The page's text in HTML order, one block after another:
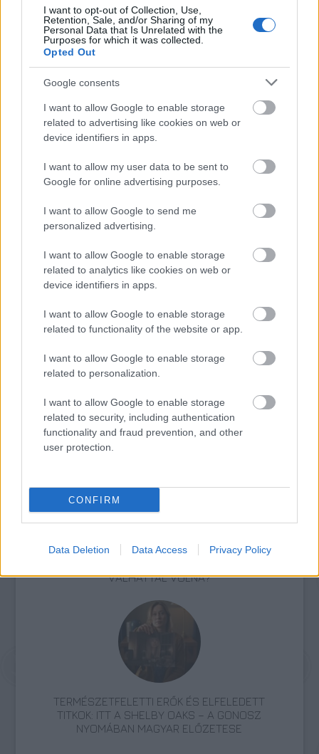
I want to opt-out of Collection, Use,
Retention, Sale, and/or Sharing of my
Personal Data that Is Unrelated with the
Purposes for which it was collected.
Opted Out
Google consents
I want to allow Google to enable storage
related to advertising like cookies on web or
device identifiers in apps.
I want to allow my user data to be sent to
Google for online advertising purposes.
I want to allow Google to send me
personalized advertising.
I want to allow Google to enable storage
related to analytics like cookies on web or
device identifiers in apps.
I want to allow Google to enable storage
related to functionality of the website or app.
I want to allow Google to enable storage
related to personalization.
I want to allow Google to enable storage
related to security, including authentication
functionality and fraud prevention, and other
user protection.
CONFIRM
Data Deletion Data Access Privacy Policy
(2007) című munkája, Békési Sándor Fény
virradat előtt (1985) című produkciója, M.
Tóth Géza Ikarosza (1996), Taskovics Éva
Mérlegháza (2007), és Ducki Tomek Életvonal
(2007) című filmje szórakoztatja a
Július 5-én Iványi-Bitter Brigitta
művészettörténész beszélget Másik János
rajzfilmrendezőről, akinek 1979-ben
készült "zenés trükkfilmjét", a Habfürdőt
Forrás:MTI
X. ORSZÁGOS RAJZFILMÜNNEP – RAJZFILMEK
KICSIKNEK ÉS NAGYOKNAK
VÁLHATTÁL VOLNA?
TERMÉSZETFELETTI ERŐK ÉS ELFELEDETT
TITKOK: ITT A SHELBY OAKS – A GONOSZ
NYOMÁBAN MAGYAR ELŐZETESE